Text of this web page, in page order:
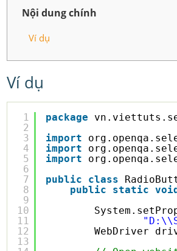
Nội dung chính
Ví dụ
Ví dụ
1
2
3
4
5
6
7
8
9
10
11
12
13
package
import
import
import
public
class
public
static
WebDriver